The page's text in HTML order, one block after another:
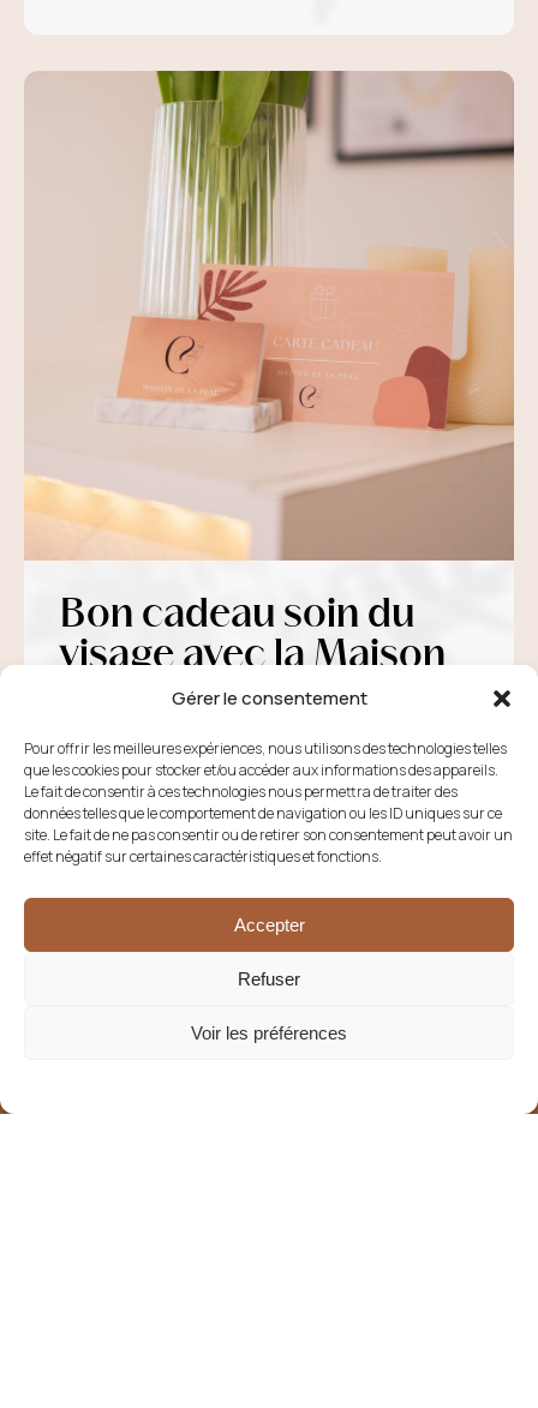
Gérer le consentement
Pour offrir les meilleures expériences, nous utilisons des technologies telles
que les cookies pour stocker et/ou accéder aux informations des appareils.
Le fait de consentir à ces technologies nous permettra de traiter des
données telles que le comportement de navigation ou les ID uniques sur ce
site. Le fait de ne pas consentir ou de retirer son consentement peut avoir un
effet négatif sur certaines caractéristiques et fonctions.
Accepter
Refuser
Voir les préférences
Bon cadeau soin du
visage avec la Maison
de la Peau
Bon cadeau soin du visage avec la Maison de la Peau Idée
cadeau pour la fête des mères : un bon cadeau à la
Maison de la Peau C’est bientôt la fête des mères, vous
ne savez pas quoi lui offrir ? Vous lui preniez toujours la
même chose ? Et pourquoi pas innover cette année, [...]